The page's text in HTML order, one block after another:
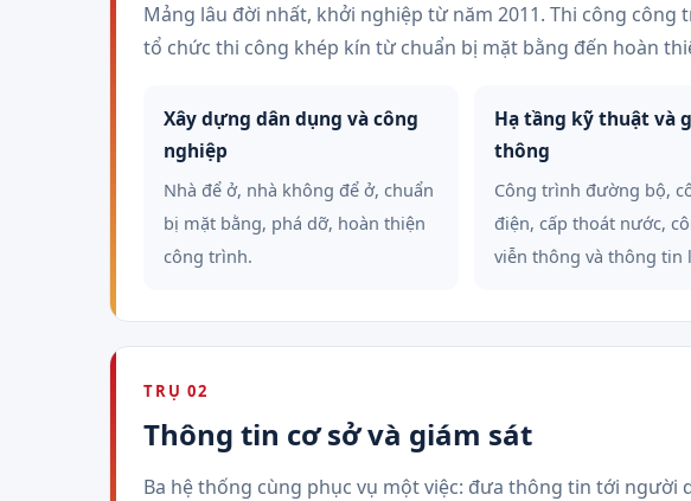
Mảng lâu đời nhất, khởi nghiệp từ năm 2011. Thi công
tổ chức thi công khép kín từ chuẩn bị mặt bằng đến hoàn
Xây dựng dân dụng và công
nghiệp
Nhà để ở, nhà không để ở, chuẩn
bị mặt bằng, phá dỡ, hoàn thiện
công trình.
Hạ tầng kỹ thuật và
thông
Công trình đường bộ,
điện, cấp thoát nước,
viễn thông và thông tin
TRỤ 02
Thông tin cơ sở và giám sát
Ba hệ thống cùng phục vụ một việc: đưa thông tin tới người